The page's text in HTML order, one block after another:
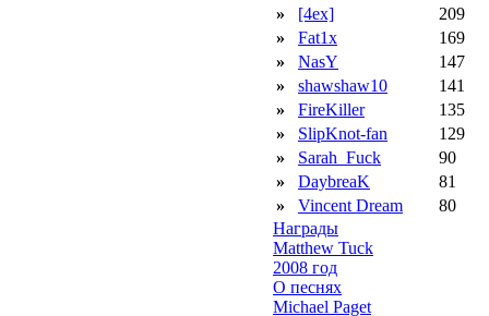
»
[4ex]
209
»
Fat1x
169
»
NasY
147
»
shawshaw10
141
»
FireKiller
135
»
SlipKnot-fan
129
»
Sarah_Fuck
90
»
DaybreaK
81
»
Vincent Dream
80
Награды
Matthew Tuck
2008 год
О песнях
Michael Paget